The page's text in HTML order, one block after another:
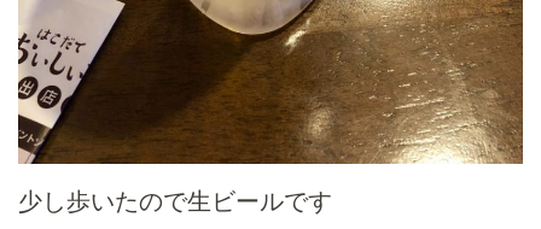
少し歩いたので生ビールです